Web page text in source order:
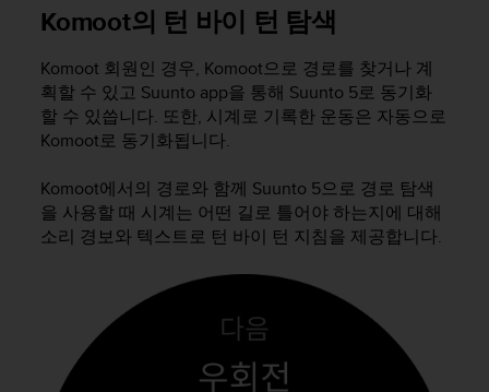
Komoot의 턴 바이 턴 탐색
Komoot 회원인 경우, Komoot으로 경로를 찾거나 계
획할 수 있고 Suunto app을 통해 Suunto 5로 동기화
할 수 있씁니다. 또한, 시계로 기록한 운동은 자동으로
Komoot로 동기화됩니다.
Komoot에서의 경로와 함께 Suunto 5으로 경로 탐색
을 사용할 때 시계는 어떤 길로 틀어야 하는지에 대해
소리 경보와 텍스트로 턴 바이 턴 지침을 제공합니다.